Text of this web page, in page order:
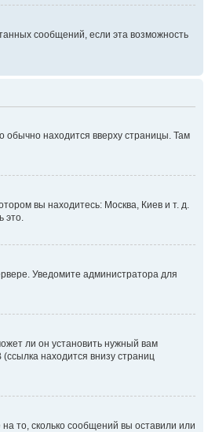
сообщений, если эта возможность
обычно находится вверху страницы. Там
вы находитесь: Москва, Киев и т. д.
это.
Уведомите администратора для
ли он установить нужный вам
находится внизу страниц
то, сколько сообщений вы оставили или